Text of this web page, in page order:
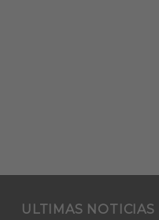
ULTIMAS NOTICIAS